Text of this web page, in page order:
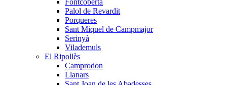
Fontcoberta
Palol de Revardit
Porqueres
Sant Miquel de Campmajor
Serinyà
Vilademuls
El Ripollès
Camprodon
Llanars